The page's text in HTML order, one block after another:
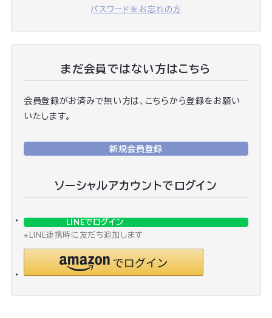
パスワードをお忘れの方
まだ会員ではない方はこちら
会員登録がお済みで無い方は、こちらから登録をお願い
いたします。
新規会員登録
ソーシャルアカウントでログイン
LINEでログイン
※LINE連携時に友だち追加します